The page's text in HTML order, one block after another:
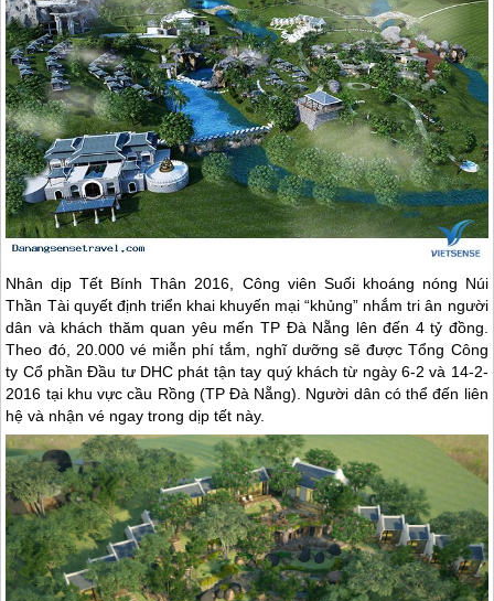
Nhân dịp Tết Bính Thân 2016, Công viên Suối khoáng nóng Núi
Thần Tài quyết định triển khai khuyến mại “khủng” nhắm tri ân người
dân và khách thăm quan yêu mến TP Đà Nẵng lên đến 4 tỷ đồng.
Theo đó, 20.000 vé miễn phí tắm, nghĩ dưỡng sẽ được Tổng Công
ty Cổ phần Đầu tư DHC phát tận tay quý khách từ ngày 6-2 và 14-2-
2016 tại khu vực cầu Rồng (TP Đà Nẵng). Người dân có thể đến liên
hệ và nhận vé ngay trong dịp tết này.